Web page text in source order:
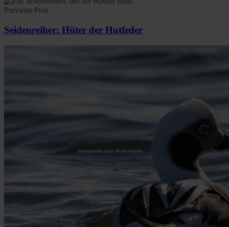
Previous Post
Seidenreiher: Hüter der Hutfeder